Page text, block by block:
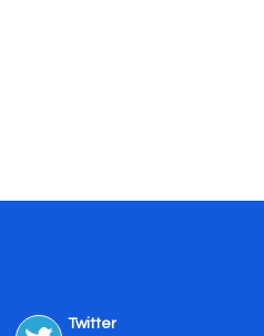
Twitter